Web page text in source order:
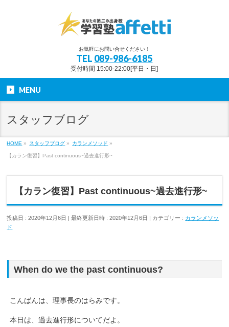
お気軽にお問い合せください！
TEL 089-986-6185
受付時間 15:00-22:00[平日・日]
MENU
スタッフブログ
HOME » スタッフブログ » カランメソッド »
【カラン復習】Past continuous~過去進行形~
【カラン復習】Past continuous~過去進行形~
投稿日 : 2020年12月6日 最終更新日時 : 2020年12月6日 カテゴリー : カランメソッ
ド
When do we the past continuous?
こんばんは、理事長のはらみです。
本日は、過去進行形についてだよ。